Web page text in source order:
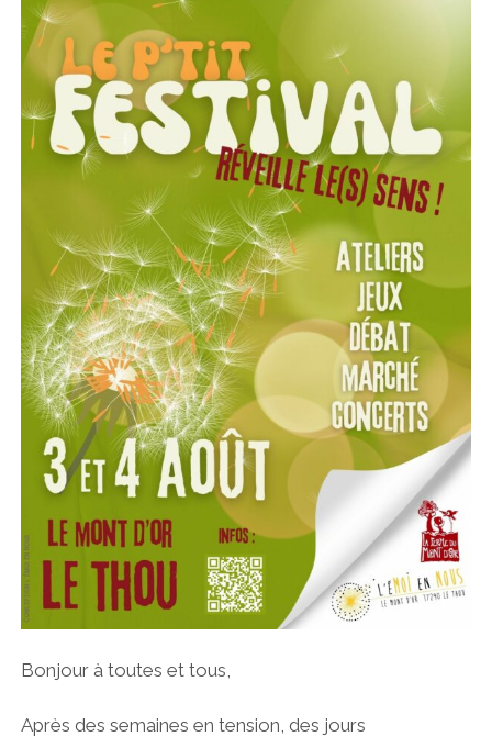
Bonjour à toutes et tous,
Après des semaines en tension, des jours